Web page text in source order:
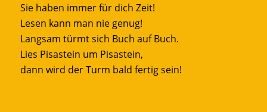
Sie haben immer für dich Zeit!
Lesen kann man nie genug!
Langsam türmt sich Buch auf Buch.
Lies Pisastein um Pisastein,
dann wird der Turm bald fertig sein!